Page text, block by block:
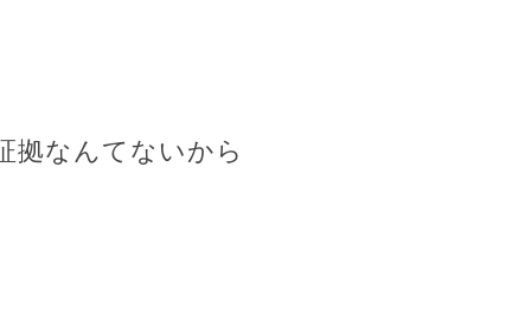
拠なんてないから